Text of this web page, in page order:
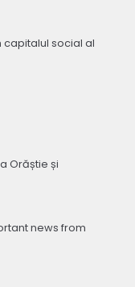
capitalul social al
Orăștie și
news from